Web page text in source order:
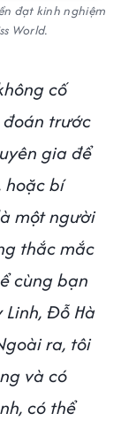
đạt kinh nghiệm
World.
cố
trước
gia để
hoặc bí
một người
thắc mắc
cùng bạn
Đỗ Hà
ra, tôi
và có
có thể